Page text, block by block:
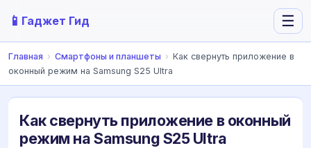
📱 Гаджет Гид ☰
Главная › Смартфоны и планшеты › Как свернуть приложение в
оконный режим на Samsung S25 Ultra
Как свернуть приложение в оконный
режим на Samsung S25 Ultra